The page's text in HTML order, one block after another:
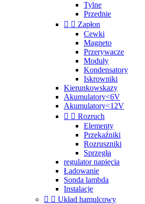
Tylne
Przednie
  Zapłon
Cewki
Magneto
Przerywacze
Moduły
Kondensatory
Iskrowniki
Kierunkowskazy
Akumulatory<6V
Akumulatory<12V
  Rozruch
Elementy
Przekaźniki
Rozruszniki
Sprzęgła
regulator napięcia
Ładowanie
Sonda lambda
Instalacje
  Układ hamulcowy